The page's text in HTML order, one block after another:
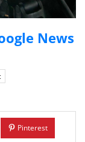
News
Pinterest